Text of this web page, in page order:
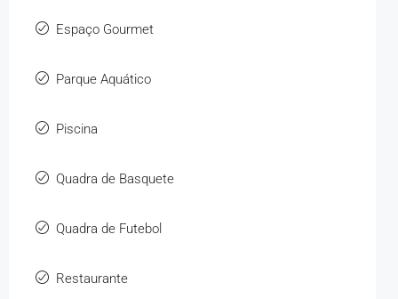
Espaço Gourmet
Parque Aquático
Piscina
Quadra de Basquete
Quadra de Futebol
Restaurante